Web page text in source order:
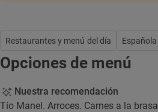
Restaurantes y menú del día Española
Opciones de menú
Nuestra recomendación
Tío Manel. Arroces. Carnes a la brasa